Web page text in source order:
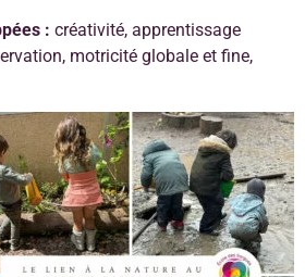
: créativité, apprentissage
motricité globale et fine,